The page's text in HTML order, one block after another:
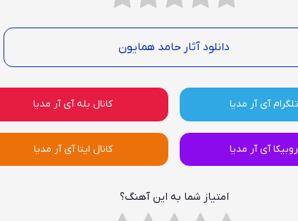
دانلود آثار حامد همایون
آی آر مدیا کانال بله آی آر مدیا
آی آر مدیا کانال ایتا آی آر مدیا
امتیاز شما به این آهنگ؟